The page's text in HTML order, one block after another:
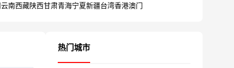
云南西藏陕西甘肃青海宁夏新疆台湾香港澳门
热门城市